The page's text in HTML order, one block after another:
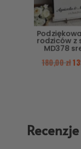
rodziców z
MD378
180,00zł